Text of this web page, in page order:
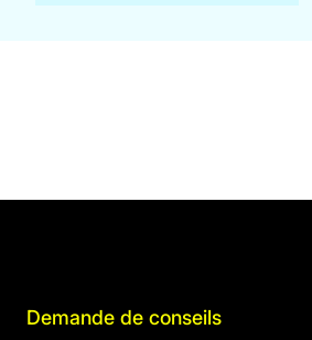
Demande de conseils